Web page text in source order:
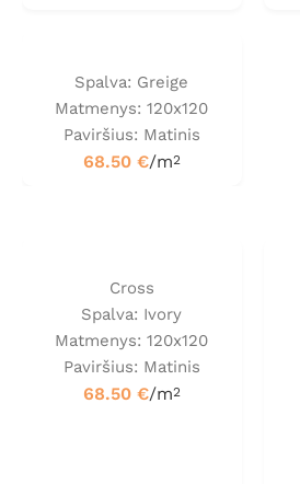
Spalva: Greige
Matmenys: 120x120
Paviršius: Matinis
68.50 €/m2
Cross
Spalva: Ivory
Matmenys: 120x120
Paviršius: Matinis
68.50 €/m2